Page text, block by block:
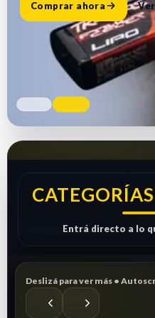
Comprar ahora
CATEGORÍAS
Entrá directo a lo
Deslizá para ver más •